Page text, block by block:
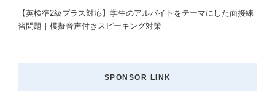
【英検準2級プラス対応】学生のアルバイトをテーマにした面接練
習問題｜模擬音声付きスピーキング対策
SPONSOR LINK